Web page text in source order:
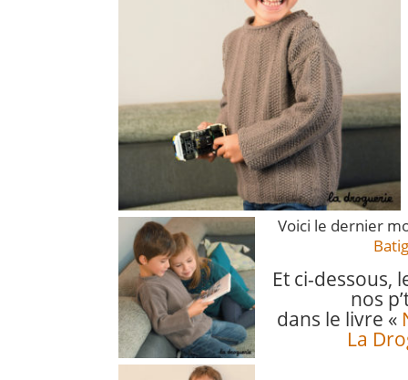
Voici le dernier
Et ci-dessous,
nos
dans le livre «
La